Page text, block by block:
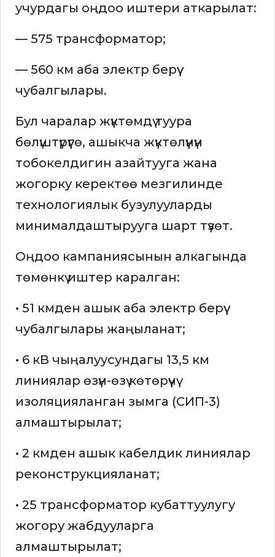
учурдагы оңдоо иштери аткарылат:
— 575 трансформатор;
— 560 км аба электр берүү
чубалгылары.
Бул чаралар жүктөмдү туура
бөлүштүрүүгө, ашыкча жүктөлүүнүн
тобокелдигин азайтууга жана
жогорку керектөө мезгилинде
технологиялык бузулууларды
минималдаштырууга шарт түзөт.
Оңдоо кампаниясынын алкагында
төмөнкү иштер каралган:
• 51 кмден ашык аба электр берүү
чубалгылары жаңыланат;
• 6 кВ чыңалуусундагы 13,5 км
линиялар өзүн-өзү көтөрүүчү
изоляцияланган зымга (СИП-3)
алмаштырылат;
• 2 кмден ашык кабелдик линиялар
реконструкцияланат;
• 25 трансформатор кубаттуулугу
жогору жабдууларга
алмаштырылат;